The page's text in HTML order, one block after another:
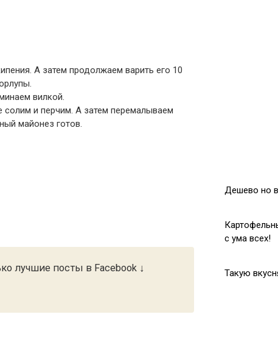
А затем продолжаем варить его 10
вилкой.
и перчим. А затем перемалываем
майонез готов.
лучшие посты в Facebook ↓
Дешево но
с ума всех!
Такую